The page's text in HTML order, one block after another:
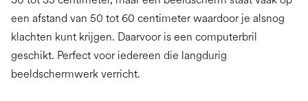
een afstand van 50 tot 60 centimeter waardoor je alsnog
klachten kunt krijgen. Daarvoor is een computerbril
geschikt. Perfect voor iedereen die langdurig
beeldschermwerk verricht.